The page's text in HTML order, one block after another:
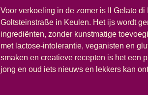
Voor verkoeling in de zomer is Il Gelato
Goltsteinstraße in Keulen. Het ijs wordt
ingrediënten, zonder kunstmatige
met lactose-intolerantie, veganisten en
smaken en creatieve recepten is het een
jong en oud iets nieuws en lekkers kan